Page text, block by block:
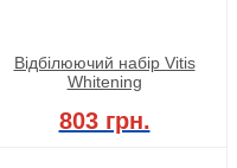
Відбілюючий набір Vitis
Whitening
803 грн.